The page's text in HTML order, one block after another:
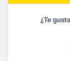
¿Te